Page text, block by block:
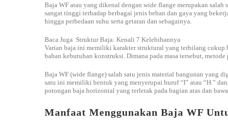
Baja WF atau yang dikenal dengan wide flange merupakan
sangat tinggi terhadap berbagai jenis beban dan gaya yang
hingga perbedaan suhu serta getaran dan sebagainya.
Baca Juga Struktur Baja: Kenali 7 Kelebihannya
Varian baja ini memiliki karakter struktural yang terbilang cukup
bahan kebutuhan konstruksi. Dimana pada masa tersebut,
Baja WF (wide flange) salah satu jenis material bangunan yang
satu ini memiliki bentuk yang menyerupai huruf “I” atau “H.”
potongan baja horizontal yang terletak pada bagian atas dan
Manfaat Menggunakan Baja WF